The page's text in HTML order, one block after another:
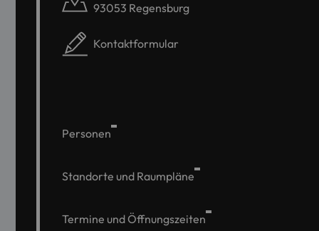
93053 Regensburg
Kontaktformular
Personen
Standorte und Raumpläne
Termine und Öffnungszeiten